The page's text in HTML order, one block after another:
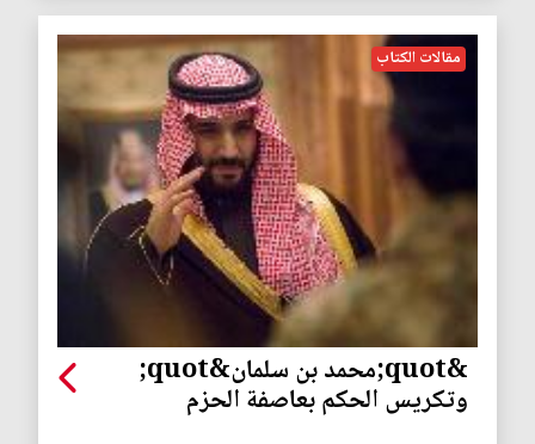
مقالات الكتاب
&quot;محمد بن سلمان&quot;
وتكريس الحكم بعاصفة الحزم